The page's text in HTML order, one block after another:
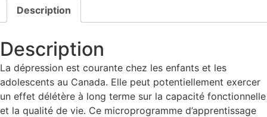
Description
Description
La dépression est courante chez les enfants et les
adolescents au Canada. Elle peut potentiellement exercer
un effet délétère à long terme sur la capacité fonctionnelle
et la qualité de vie. Ce microprogramme d’apprentissage